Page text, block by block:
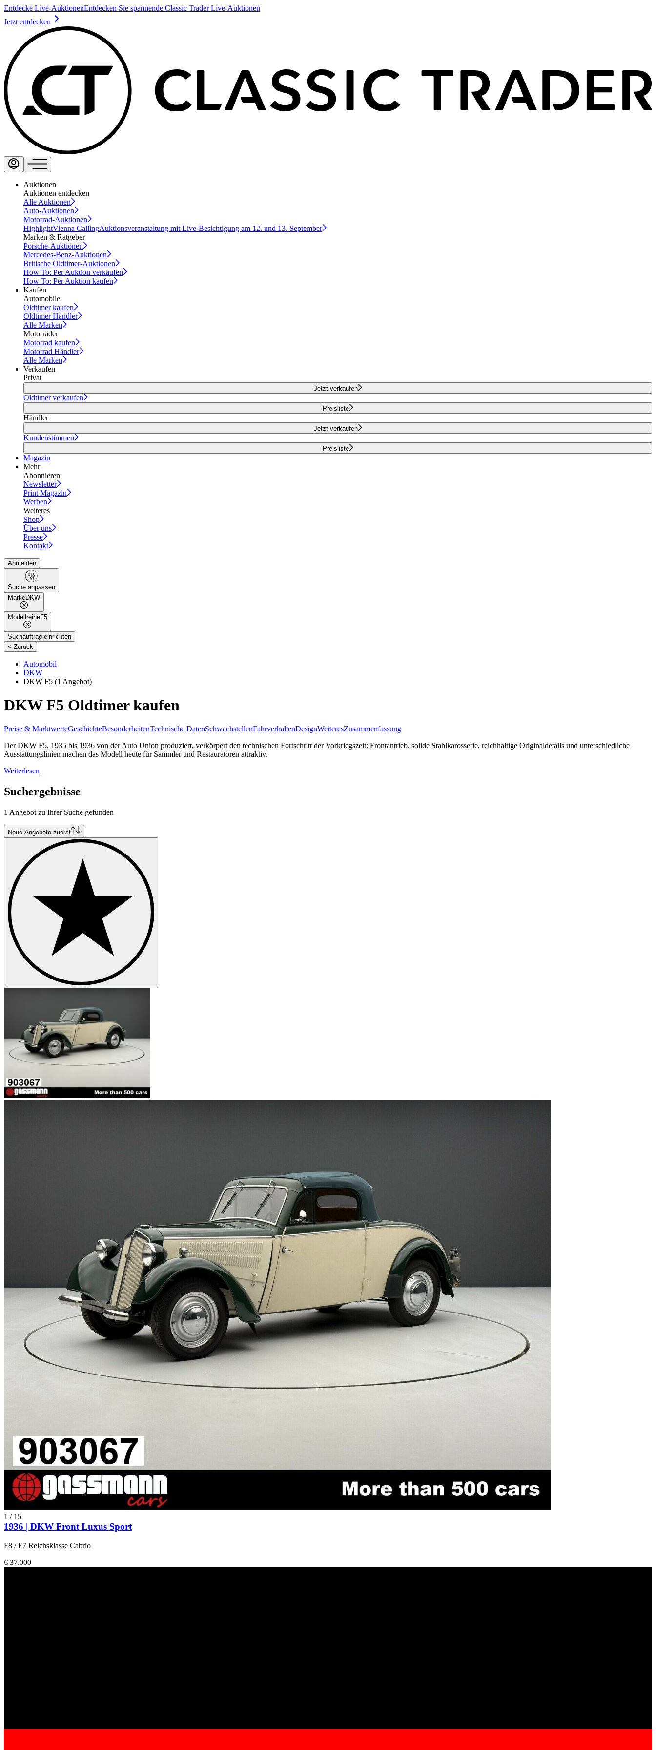
Entdecke Live-AuktionenEntdecken Sie spannende Classic Trader Live-Auktionen
Jetzt entdecken
Auktionen
Auktionen entdecken
Alle Auktionen
Auto-Auktionen
Motorrad-Auktionen
HighlightVienna CallingAuktionsveranstaltung mit Live-Besichtigung am 12. und 13. September
Marken & Ratgeber
Porsche-Auktionen
Mercedes-Benz-Auktionen
Britische Oldtimer-Auktionen
How To: Per Auktion verkaufen
How To: Per Auktion kaufen
Kaufen
Automobile
Oldtimer kaufen
Oldtimer Händler
Alle Marken
Motorräder
Motorrad kaufen
Motorrad Händler
Alle Marken
Verkaufen
Privat
Jetzt verkaufen
Oldtimer verkaufen
Preisliste
Händler
Jetzt verkaufen
Kundenstimmen
Preisliste
Magazin
Mehr
Abonnieren
Newsletter
Print Magazin
Werben
Weiteres
Shop
Über uns
Presse
Kontakt
Anmelden
Suche anpassen
MarkeDKW
ModellreiheF5
Suchauftrag einrichten
< Zurück
|
Automobil
DKW
DKW F5 (1 Angebot)
DKW F5 Oldtimer kaufen
Preise & MarktwerteGeschichteBesonderheitenTechnische DatenSchwachstellenFahrverhaltenDesignWeiteresZusammenfassung
Der DKW F5, 1935 bis 1936 von der Auto Union produziert, verkörpert den technischen Fortschritt der Vorkriegszeit: Frontantrieb, solide Stahlkarosserie, reichhaltige Originaldetails und unterschiedliche
Ausstattungslinien machen das Modell heute für Sammler und Restauratoren attraktiv.
Weiterlesen
Suchergebnisse
1 Angebot zu Ihrer Suche gefunden
Neue Angebote zuerst
1 / 15
1936 | DKW Front Luxus Sport
F8 / F7 Reichsklasse Cabrio
€ 37.000